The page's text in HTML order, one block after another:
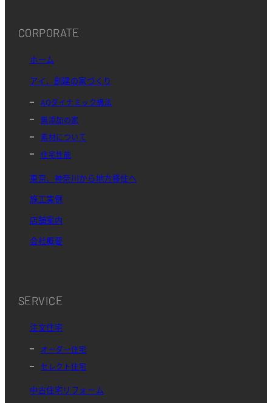
CORPORATE
ホーム
アイ．創建の家づくり
AQダイナミック構法
無添加の家
素材について
住宅性能
東京、神奈川から地方移住へ
施工実例
店舗案内
会社概要
SERVICE
注文住宅
オーダー住宅
セレクト住宅
中古住宅リフォーム